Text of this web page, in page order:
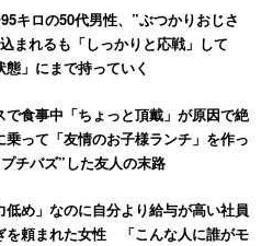
てもらいました」 30年後も忘
れられない話
キロの50代男性、”ぶつかりおじさ
まれるも「しっかりと応戦」して
態」にまで持っていく
で食事中「ちょっと頂戴」が原因で絶
って「友情のお子様ランチ」を作っ
チバズ”した友人の末路
低め」なのに自分より給与が高い社員
を頼まれた女性 「こんな人に誰がモ